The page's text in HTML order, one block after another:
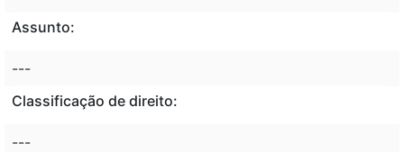
Assunto:
---
Classificação de direito:
---